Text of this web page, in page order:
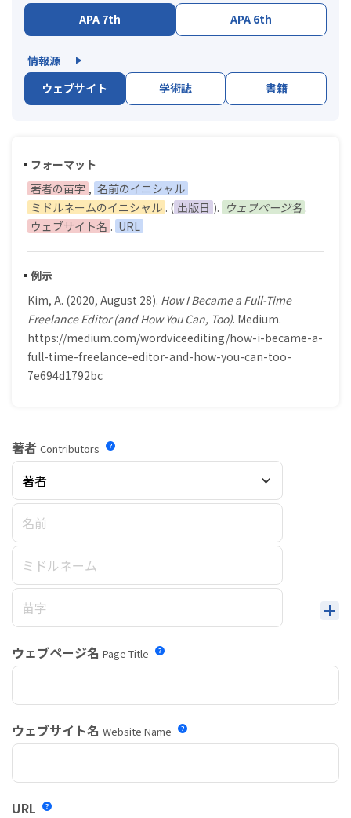
APA 7th
APA 6th
情報源
ウェブサイト
学術誌 書籍
フォーマット
著者の苗字 , 名前のイニシャル
ミドルネームのイニシャル . ( 出版日 ). ウェブページ名 .
ウェブサイト名 . URL
例示
Kim, A. (2020, August 28). How I Became a Full-Time
Freelance Editor (and How You Can, Too). Medium.
https://medium.com/wordviceediting/how-i-became-a-
full-time-freelance-editor-and-how-you-can-too-
7e694d1792bc
著者 Contributors
著者
ウェブページ名 Page Title
ウェブサイト名 Website Name
URL